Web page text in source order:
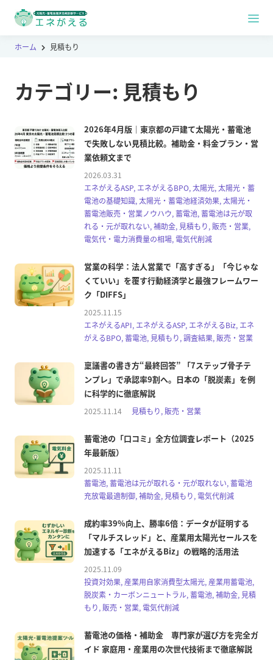
ホーム 見積もり
カテゴリー: 見積もり
2026年4月版｜東京都の戸建て太陽光・蓄電池
で失敗しない見積比較。補助金・料金プラン・営
業依頼文まで
2026.03.31
エネがえるASP, エネがえるBPO, 太陽光, 太陽光・蓄
電池の基礎知識, 太陽光・蓄電池経済効果, 太陽光・
蓄電池販売・営業ノウハウ, 蓄電池, 蓄電池は元が取
れる・元が取れない, 補助金, 見積もり, 販売・営業,
電気代・電力消費量の相場, 電気代削減
営業の科学：法人営業で「高すぎる」「今じゃな
くていい」を覆す行動経済学と最強フレームワー
ク「DIFFS」
2025.11.15
エネがえるAPI, エネがえるASP, エネがえるBiz, エネ
がえるBPO, 蓄電池, 見積もり, 調査結果, 販売・営業
稟議書の書き方“最終回答” 「7ステップ骨子テ
ンプレ」で承認率9割へ。日本の「脱炭素」を例
に科学的に徹底解説
2025.11.14 見積もり, 販売・営業
蓄電池の「口コミ」全方位調査レポート（2025
年最新版）
2025.11.11
蓄電池, 蓄電池は元が取れる・元が取れない, 蓄電池
充放電最適制御, 補助金, 見積もり, 電気代削減
成約率39%向上、勝率6倍：データが証明する
「マルチスレッド」と、産業用太陽光セールスを
加速する「エネがえるBiz」の戦略的活用法
2025.11.09
投資対効果, 産業用自家消費型太陽光, 産業用蓄電池,
脱炭素・カーボンニュートラル, 蓄電池, 補助金, 見積
もり, 販売・営業, 電気代削減
蓄電池の価格・補助金 専門家が選び方を完全ガ
イド 家庭用・産業用の次世代技術まで徹底解説